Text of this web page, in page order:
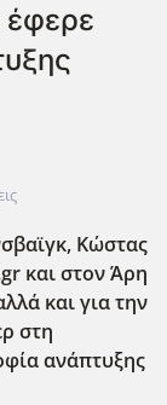
Κώστας
και στον Άρη
και για την
στη
ανάπτυξης